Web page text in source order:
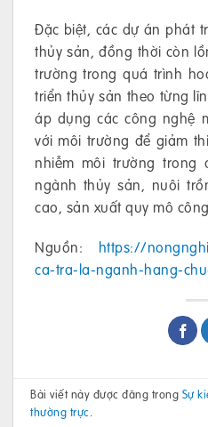
Đặc biệt, các dự án phát
thủy sản, đồng thời còn
trường trong quá trình
triển thủy sản theo từng
áp dụng các công nghệ
với môi trường để giảm
nhiễm môi trường trong
ngành thủy sản, nuôi
cao, sản xuất quy mô
Nguồn: https://
ca-tra-la-nganh-hang-
Bài viết này được đăng trong Sự
thường trực.